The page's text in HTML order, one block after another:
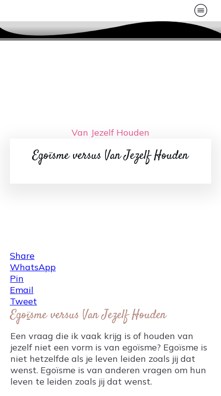
Van Jezelf Houden
Egoïsme versus Van Jezelf Houden
Share
WhatsApp
Pin
Email
Tweet
Egoïsme versus Van Jezelf Houden
Een vraag die ik vaak krijg is of houden van
jezelf niet een vorm is van egoïsme? Egoïsme is
niet hetzelfde als je leven leiden zoals jij dat
wenst. Egoïsme is van anderen vragen om hun
leven te leiden zoals jij dat wenst.